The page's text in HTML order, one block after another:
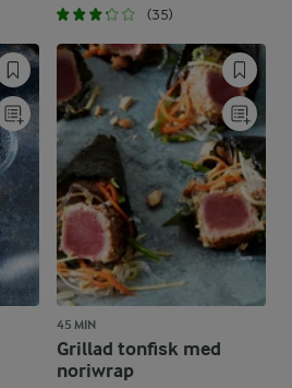
(35)
45 MIN
Grillad tonfisk med
noriwrap